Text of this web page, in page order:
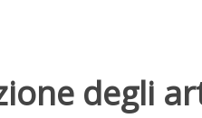
degli